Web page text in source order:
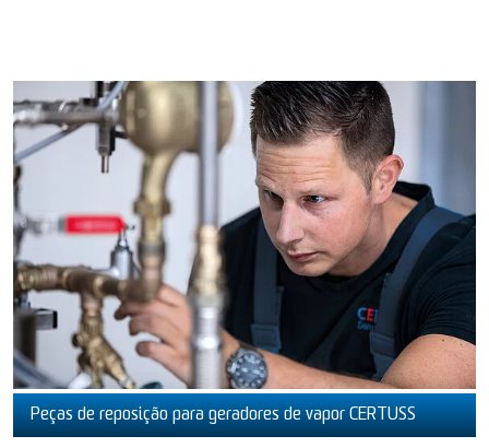
Peças de reposição para geradores de vapor CERTUSS